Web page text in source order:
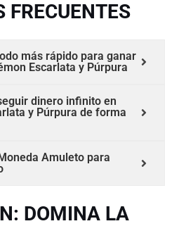
FRECUENTES
más rápido para ganar
Escarlata y Púrpura
dinero infinito en
y Púrpura de forma
Amuleto para
DOMINA LA